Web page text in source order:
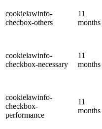
cookielawinfo-
checbox-others
11
months
cookielawinfo-
checkbox-necessary
11
months
cookielawinfo-
checkbox-
performance
11
months